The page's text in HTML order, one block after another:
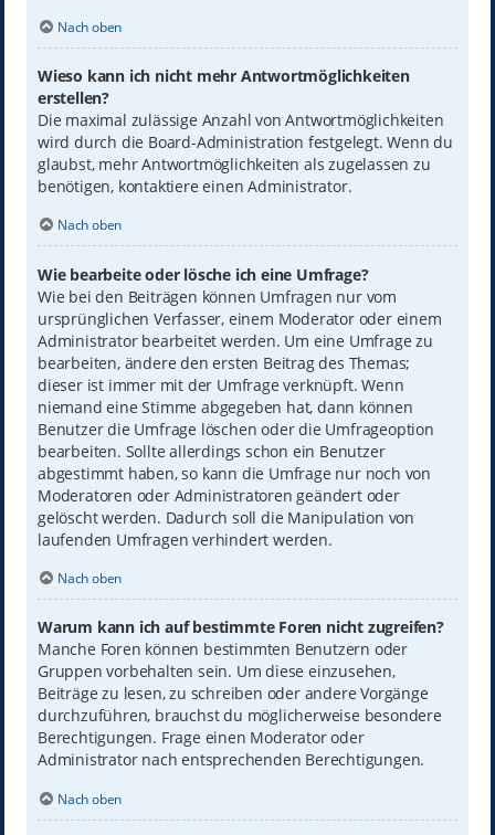
Nach oben
Wieso kann ich nicht mehr Antwortmöglichkeiten
erstellen?
Die maximal zulässige Anzahl von Antwortmöglichkeiten
wird durch die Board-Administration festgelegt. Wenn du
glaubst, mehr Antwortmöglichkeiten als zugelassen zu
benötigen, kontaktiere einen Administrator.
Nach oben
Wie bearbeite oder lösche ich eine Umfrage?
Wie bei den Beiträgen können Umfragen nur vom
ursprünglichen Verfasser, einem Moderator oder einem
Administrator bearbeitet werden. Um eine Umfrage zu
bearbeiten, ändere den ersten Beitrag des Themas;
dieser ist immer mit der Umfrage verknüpft. Wenn
niemand eine Stimme abgegeben hat, dann können
Benutzer die Umfrage löschen oder die Umfrageoption
bearbeiten. Sollte allerdings schon ein Benutzer
abgestimmt haben, so kann die Umfrage nur noch von
Moderatoren oder Administratoren geändert oder
gelöscht werden. Dadurch soll die Manipulation von
laufenden Umfragen verhindert werden.
Nach oben
Warum kann ich auf bestimmte Foren nicht zugreifen?
Manche Foren können bestimmten Benutzern oder
Gruppen vorbehalten sein. Um diese einzusehen,
Beiträge zu lesen, zu schreiben oder andere Vorgänge
durchzuführen, brauchst du möglicherweise besondere
Berechtigungen. Frage einen Moderator oder
Administrator nach entsprechenden Berechtigungen.
Nach oben